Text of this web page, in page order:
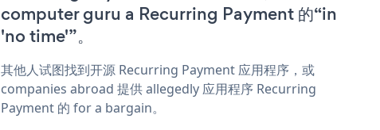
computer guru a Recurring Payment 的“in
'no time'”。
其他人试图找到开源 Recurring Payment 应用程序，或
companies abroad 提供 allegedly 应用程序 Recurring
Payment 的 for a bargain。